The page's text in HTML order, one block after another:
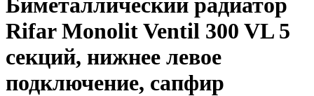
Rifar Monolit Ventil 300 VL 5
секций, нижнее левое
подключение, сапфир